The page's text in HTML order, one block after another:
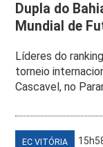
Dupla do
Mundial de
Líderes do
torneio
Cascavel, no
EC VITÓRIA